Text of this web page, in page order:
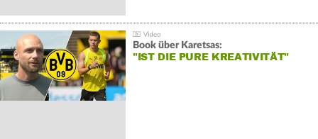
Book über Karetsas:
"IST DIE PURE KREATIVITÄT"